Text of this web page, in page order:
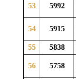
53 5992
54 5915
55
5838
56 5758